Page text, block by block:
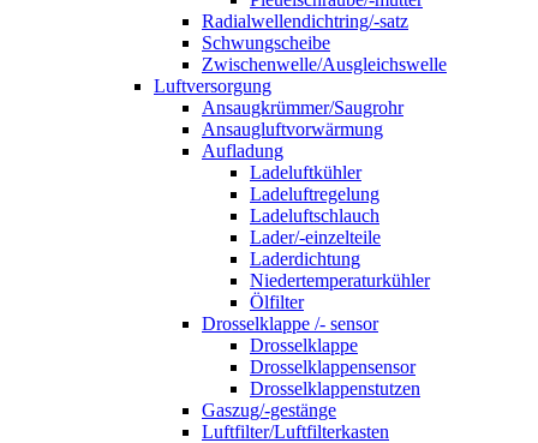
Radialwellendichtring/-satz
Schwungscheibe
Zwischenwelle/Ausgleichswelle
Luftversorgung
Ansaugkrümmer/Saugrohr
Ansaugluftvorwärmung
Aufladung
Ladeluftkühler
Ladeluftregelung
Ladeluftschlauch
Lader/-einzelteile
Laderdichtung
Niedertemperaturkühler
Ölfilter
Drosselklappe /- sensor
Drosselklappe
Drosselklappensensor
Drosselklappenstutzen
Gaszug/-gestänge
Luftfilter/Luftfilterkasten